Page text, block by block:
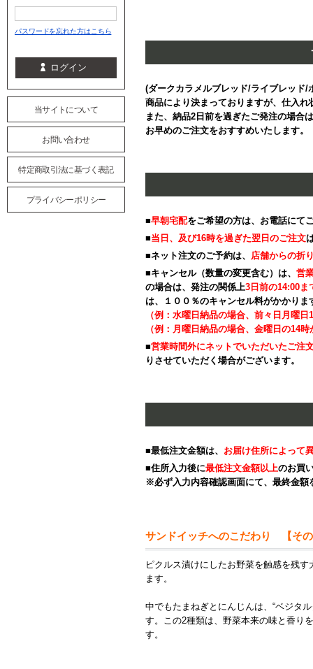
パスワードを忘れた方はこちら
当サイトについて
お問い合わせ
特定商取引法に基づく表記
プライバシーポリシー
(ダークカラメルブレッド/ライブレッド/
商品により決まっておりますが、仕入
また、納品2日前を過ぎたご発注の場合
お早めのご注文をおすすめいたします。
■早朝宅配をご希望の方は、お電話にて
■当日、及び16時を過ぎた翌日のご注文
■ネット注文のご予約は、 店舗からの折
■キャンセル（数量の変更含む）は、 営
の場合は、発注の関係上3日前の14:00ま
は、１００％のキャンセル料がかかりま
（例：水曜日納品の場合、前々日月曜
（例：月曜日納品の場合、金曜日の14
■営業時間外にネットでいただいたご注
りさせていただく場合がございます。
■最低注文金額は、 お届け住所によって
■住所入力後に最低注文金額以上のお買
※必ず入力内容確認画面にて、最終金額
サンドイッチへのこだわり 【そ
ピクルス漬けにしたお野菜を触感を残
ます。
中でもたまねぎとにんじんは、“ベジタ
す。この2種類は、野菜本来の味と香り
す。